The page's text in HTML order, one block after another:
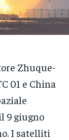
Zhuque-
01 e China
9 giugno
I satelliti